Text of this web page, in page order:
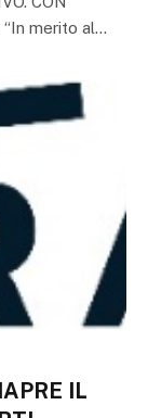
“In merito al…
IL